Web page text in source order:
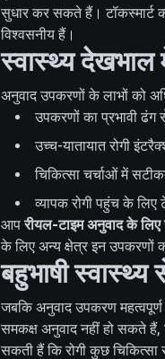
सुधार कर सकते हैं। टॉकस्मार्ट
विश्वसनीय हैं।
स्वास्थ्य देखभाल
अनुवाद उपकरणों के लाभों को
उपकरणों का प्रभावी ढंग
उच्च-यातायात रोगी
चिकित्सा चर्चाओं में
व्यापक रोगी पहुंच के
आपरीयल-टाइम अनुवाद के लिए
के लिए अन्य क्षेत्र इन उपकरणों
बहुभाषी स्वास्थ्य
जबकि अनुवाद उपकरण
समकक्ष अनुवाद नहीं हो सकते
सकती हैं कि रोगी कुछ